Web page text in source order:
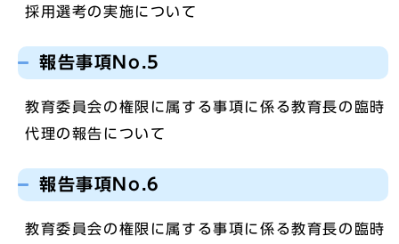
採用選考の実施について
報告事項No.5
教育委員会の権限に属する事項に係る教育長の臨時
代理の報告について
報告事項No.6
教育委員会の権限に属する事項に係る教育長の臨時